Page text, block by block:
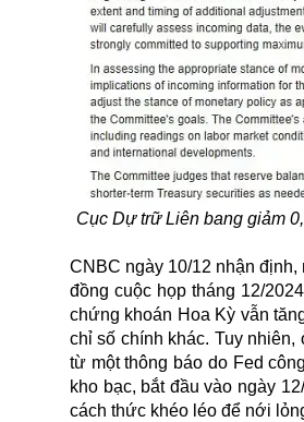
Cục Dự trữ Liên bang giảm
CNBC ngày 10/12 nhận
đồng cuộc họp tháng 12/
chứng khoán Hoa Kỳ vẫn
chỉ số chính khác. Tuy
từ một thông báo do Fed
kho bạc, bắt đầu vào ngày
cách thức khéo léo để nới